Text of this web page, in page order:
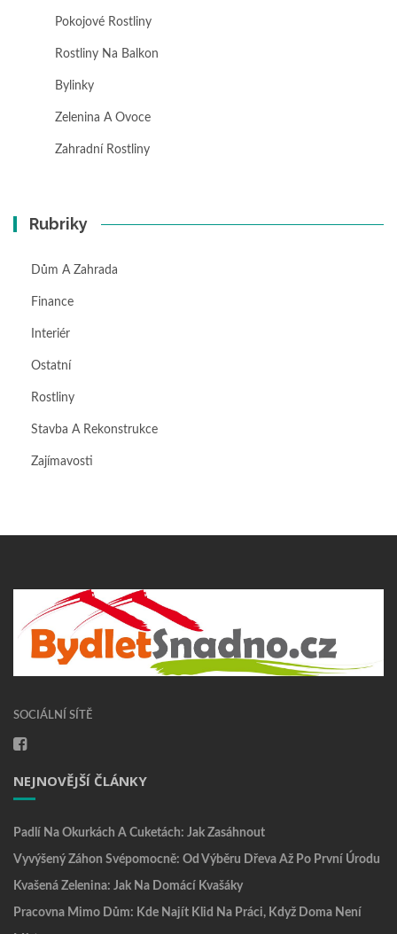
Pokojové Rostliny
Rostliny Na Balkon
Bylinky
Zelenina A Ovoce
Zahradní Rostliny
Rubriky
Dům A Zahrada
Finance
Interiér
Ostatní
Rostliny
Stavba A Rekonstrukce
Zajímavosti
SOCIÁLNÍ SÍTĚ
NEJNOVĚJŠÍ ČLÁNKY
Padlí Na Okurkách A Cuketách: Jak Zasáhnout
Vyvýšený Záhon Svépomocně: Od Výběru Dřeva Až Po První Úrodu
Kvašená Zelenina: Jak Na Domácí Kvašáky
Pracovna Mimo Dům: Kde Najít Klid Na Práci, Když Doma Není